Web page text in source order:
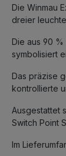
Die Winmau
dreier
Die aus 90
symbolisiert
Das präzise
kontrollierte
Ausgestattet
Switch Point
Im